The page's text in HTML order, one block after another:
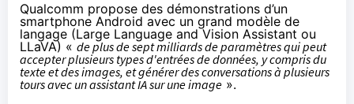
Qualcomm propose des démonstrations d’un
smartphone Android avec un grand modèle de
langage (Large Language and Vision Assistant ou
LLaVA) « de plus de sept milliards de paramètres qui peut
accepter plusieurs types d'entrées de données, y compris du
texte et des images, et générer des conversations à plusieurs
tours avec un assistant IA sur une image ».